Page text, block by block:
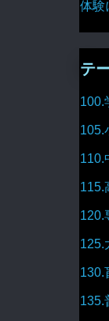
体験
テ
100.
105.
110.
115.
120.
125.
130.
135.